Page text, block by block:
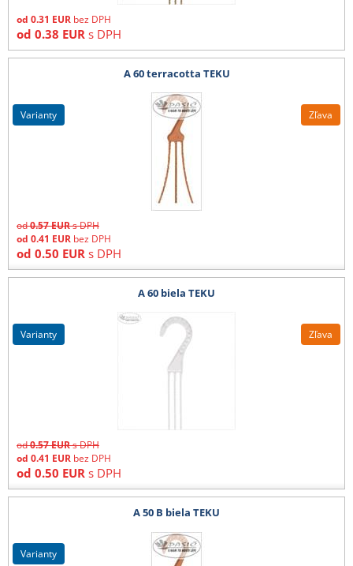
od 0.31 EUR bez DPH
od 0.38 EUR s DPH
A 60 terracotta TEKU
od0.57EURs DPH
Zľava
od 0.41 EUR bez DPH
od 0.50 EUR s DPH
varianty
A 60 biela TEKU
od0.57EURs DPH
Zľava
od 0.41 EUR bez DPH
od 0.50 EUR s DPH
varianty
A 50 B biela TEKU
varianty